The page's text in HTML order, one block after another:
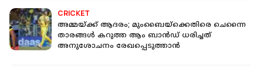
CRICKET
അമ്മയ്ക്ക് ആദരം; മുംബൈയ്‌ക്കെതിരെ ചെന്നൈ
താരങ്ങള്‍ കറുത്ത ആം ബാന്‍ഡ് ധരിച്ചത്
അനുശോചനം രേഖപ്പെടുത്താന്‍